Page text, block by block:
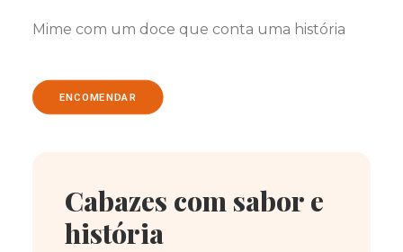
Mime com um doce que conta uma história
ENCOMENDAR
Cabazes com sabor e
história